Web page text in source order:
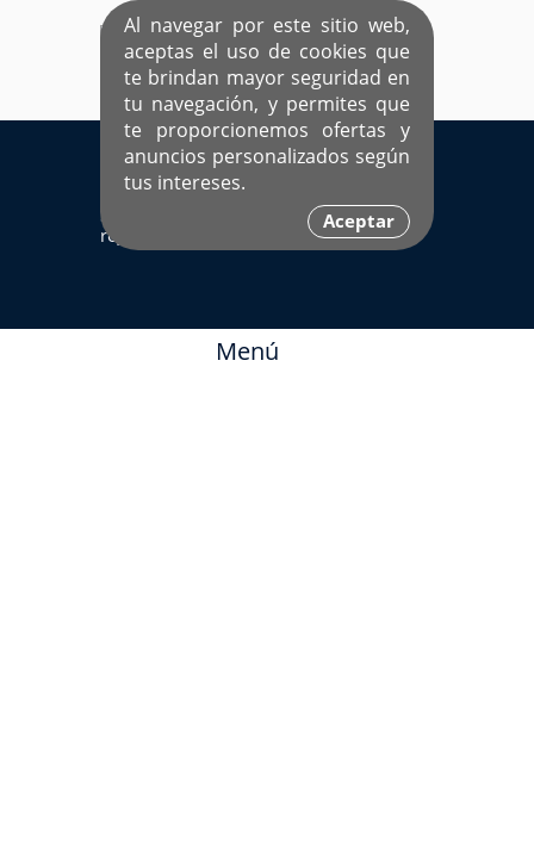
Al navegar por este sitio web,
aceptas el uso de cookies que
te brindan mayor seguridad en
tu navegación, y permites que
te proporcionemos ofertas y
anuncios personalizados según
tus intereses.
Aceptar
EL ÚNICO SITIO DEDICADO A SOLTEROS
HISPANOS COMO TÚ
Ingresa aquí
Sí ya estás
registrado
Menú